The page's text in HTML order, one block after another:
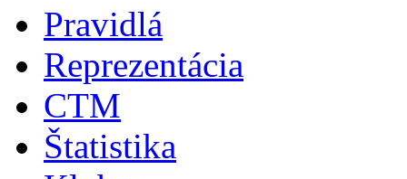
Pravidlá
Reprezentácia
CTM
Štatistika